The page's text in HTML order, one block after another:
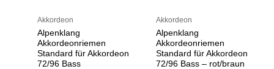
Akkordeon
Alpenklang
Akkordeonriemen
Standard für Akkordeon
72/96 Bass
Akkordeon
Alpenklang
Akkordeonriemen
Standard für Akkordeon
72/96 Bass – rot/braun